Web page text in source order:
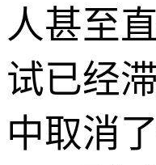
人甚至
试已经
中取消